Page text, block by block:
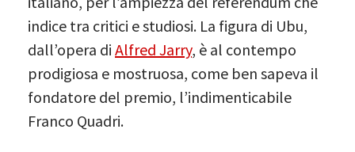
indice tra critici e studiosi. La figura di Ubu,
dall’opera di Alfred Jarry, è al contempo
prodigiosa e mostruosa, come ben sapeva il
fondatore del premio, l’indimenticabile
Franco Quadri.